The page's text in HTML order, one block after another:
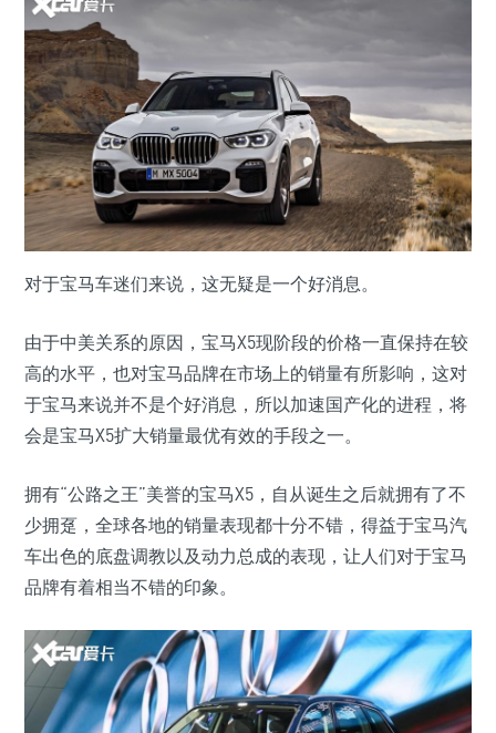
对于宝马车迷们来说，这无疑是一个好消息。
由于中美关系的原因，宝马X5现阶段的价格一直保持在较
高的水平，也对宝马品牌在市场上的销量有所影响，这对
于宝马来说并不是个好消息，所以加速国产化的进程，将
会是宝马X5扩大销量最优有效的手段之一。
拥有“公路之王”美誉的宝马X5，自从诞生之后就拥有了不
少拥趸，全球各地的销量表现都十分不错，得益于宝马汽
车出色的底盘调教以及动力总成的表现，让人们对于宝马
品牌有着相当不错的印象。